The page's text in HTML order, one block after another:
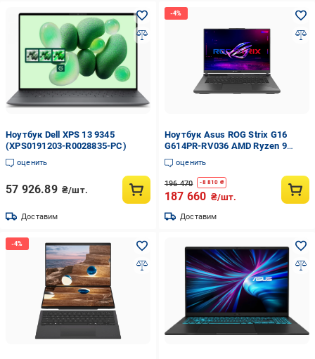
Ноутбук Dell XPS 13 9345
(XPS0191203-R0028835-PC)
оценить
57 926.89 ₴/шт.
Доставим
Ноутбук Asus ROG Strix G16
G614PR-RV036 AMD Ryzen 9
8940HX 16 Гб 1 Тб SSD RTX 5070
Ti DOS Eclipse Grey (90NR0NJ7-
M005S0)
оценить
196 470 -8 810 ₴
187 660 ₴/шт.
Доставим